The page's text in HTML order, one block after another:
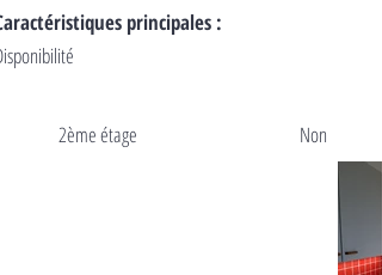
principales :
2ème étage Non